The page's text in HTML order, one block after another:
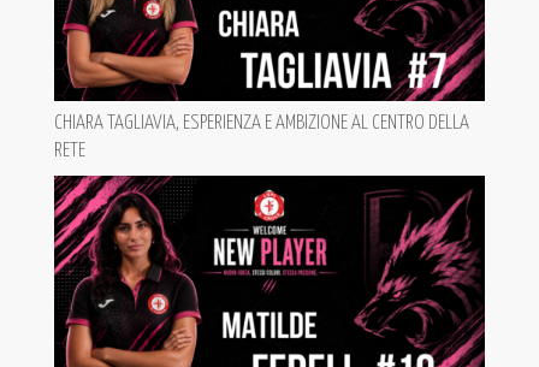
CHIARA TAGLIAVIA, ESPERIENZA E AMBIZIONE AL CENTRO DELLA
RETE